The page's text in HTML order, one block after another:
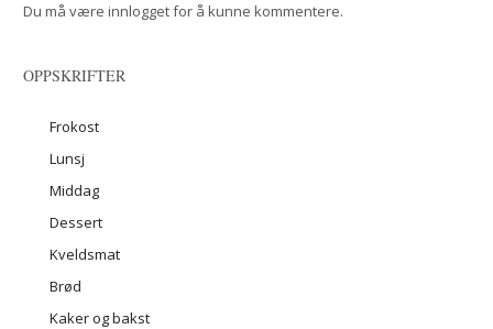
Du må væreinnloggetfor å kunne kommentere.
OPPSKRIFTER
Frokost
Lunsj
Middag
Dessert
Kveldsmat
Brød
Kaker og bakst